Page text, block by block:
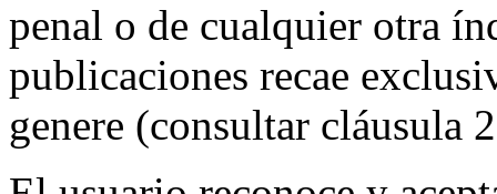
penal o de cualquier otra
publicaciones recae
genere (consultar cláusula